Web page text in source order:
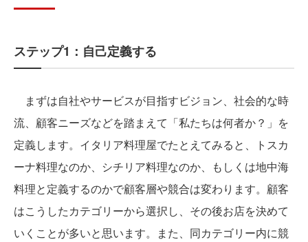
ステップ1：自己定義する
まずは自社やサービスが目指すビジョン、社会的な時
流、顧客ニーズなどを踏まえて「私たちは何者か？」を
定義します。イタリア料理屋でたとえてみると、トスカ
ーナ料理なのか、シチリア料理なのか、もしくは地中海
料理と定義するのかで顧客層や競合は変わります。顧客
はこうしたカテゴリーから選択し、その後お店を決めて
いくことが多いと思います。また、同カテゴリー内に競